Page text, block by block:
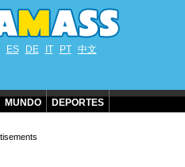
ES DE IT PT 中文
MUNDO DEPORTES